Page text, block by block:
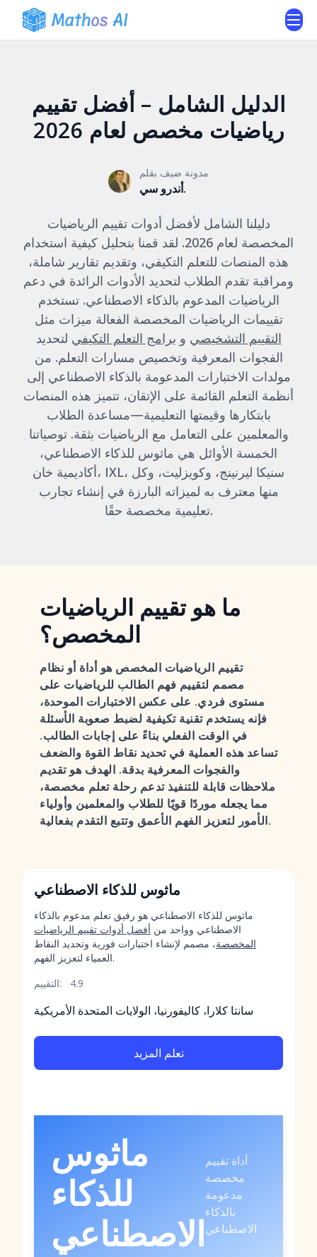
الدليل الشامل – أفضل تقييم
رياضيات مخصص لعام 2026
مدونة ضيف بقلم
أندرو سي.
دليلنا الشامل لأفضل أدوات تقييم الرياضيات
المخصصة لعام 2026. لقد قمنا بتحليل كيفية استخدام
هذه المنصات للتعلم التكيفي، وتقديم تقارير شاملة،
ومراقبة تقدم الطلاب لتحديد الأدوات الرائدة في دعم
الرياضيات المدعوم بالذكاء الاصطناعي. تستخدم
تقييمات الرياضيات المخصصة الفعالة ميزات مثل
التقييم التشخيصي و برامج التعلم التكيفي لتحديد
الفجوات المعرفية وتخصيص مسارات التعلم. من
مولدات الاختبارات المدعومة بالذكاء الاصطناعي إلى
أنظمة التعلم القائمة على الإتقان، تتميز هذه المنصات
بابتكارها وقيمتها التعليمية—مساعدة الطلاب
والمعلمين على التعامل مع الرياضيات بثقة. توصياتنا
الخمسة الأوائل هي ماثوس للذكاء الاصطناعي،
أكاديمية خان، IXL، سنيكا ليرنينج، وكويزليت، وكل
منها معترف به لميزاته البارزة في إنشاء تجارب
تعليمية مخصصة حقًا.
ما هو تقييم الرياضيات
المخصص؟
تقييم الرياضيات المخصص هو أداة أو نظام
مصمم لتقييم فهم الطالب للرياضيات على
مستوى فردي. على عكس الاختبارات الموحدة،
فإنه يستخدم تقنية تكيفية لضبط صعوبة الأسئلة
في الوقت الفعلي بناءً على إجابات الطالب.
تساعد هذه العملية في تحديد نقاط القوة والضعف
والفجوات المعرفية بدقة. الهدف هو تقديم
ملاحظات قابلة للتنفيذ تدعم رحلة تعلم مخصصة،
مما يجعله موردًا قويًا للطلاب والمعلمين وأولياء
الأمور لتعزيز الفهم الأعمق وتتبع التقدم بفعالية.
ماثوس للذكاء الاصطناعي
ماثوس للذكاء الاصطناعي هو رفيق تعلم مدعوم بالذكاء
الاصطناعي وواحد من أفضل أدوات تقييم الرياضيات
المخصصة، مصمم لإنشاء اختبارات فورية وتحديد النقاط
العمياء لتعزيز الفهم.
التقييم:
4.9
سانتا كلارا، كاليفورنيا، الولايات المتحدة الأمريكية
تعلم المزيد
ماثوس
للذكاء
الاصطناعي
أداة تقييم
مخصصة
مدعومة
بالذكاء
الاصطناعي